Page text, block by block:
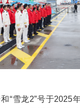
“雪龙2”号于2025